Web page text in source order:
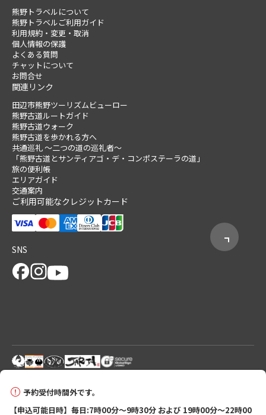
予約受付時間外です。
【申込可能日時】毎日:7時00分～9時30分 および 19時00分～22時00
熊野トラベルについて
熊野トラベルご利用ガイド
利用規約・変更・取消
個人情報の保護
よくある質問
チャットについて
お問合せ
関連リンク
田辺市熊野ツーリズムビューロー
熊野古道ルートガイド
熊野古道ウォーク
熊野古道を歩かれる方へ
共通巡礼 ～二つの道の巡礼者～
「熊野古道とサンティアゴ・デ・コンポステーラの道」
旅の便利帳
エリアガイド
交通案内
ご利用可能なクレジットカード
SNS